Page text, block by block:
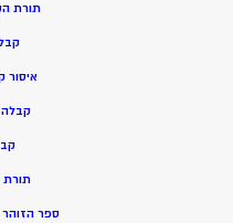
תורת
איסור
קבלה
תורת
ספר